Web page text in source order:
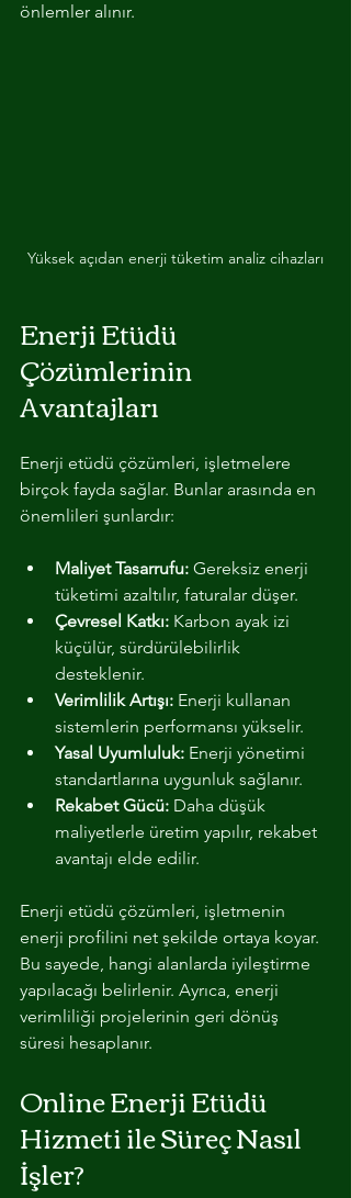
önlemler alınır.
Yüksek açıdan enerji tüketim analiz cihazları
Enerji Etüdü
Çözümlerinin
Avantajları
Enerji etüdü çözümleri, işletmelere
birçok fayda sağlar. Bunlar arasında en
önemlileri şunlardır:
Maliyet Tasarrufu: Gereksiz enerji
tüketimi azaltılır, faturalar düşer.
Çevresel Katkı: Karbon ayak izi
küçülür, sürdürülebilirlik
desteklenir.
Verimlilik Artışı: Enerji kullanan
sistemlerin performansı yükselir.
Yasal Uyumluluk: Enerji yönetimi
standartlarına uygunluk sağlanır.
Rekabet Gücü: Daha düşük
maliyetlerle üretim yapılır, rekabet
avantajı elde edilir.
Enerji etüdü çözümleri, işletmenin
enerji profilini net şekilde ortaya koyar.
Bu sayede, hangi alanlarda iyileştirme
yapılacağı belirlenir. Ayrıca, enerji
verimliliği projelerinin geri dönüş
süresi hesaplanır.
Online Enerji Etüdü
Hizmeti ile Süreç Nasıl
İşler?